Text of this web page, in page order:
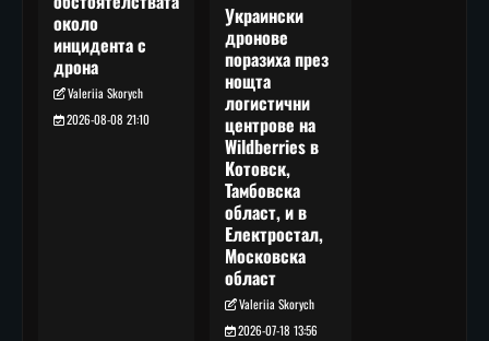
около
инцидента с
дрона
Valeriia Skorych
2026-08-08 21:10
Украински
дронове
поразиха през
нощта
логистични
центрове на
Wildberries в
Котовск,
Тамбовска
област, и в
Електростал,
Московска
област
Valeriia Skorych
2026-07-18 13:56